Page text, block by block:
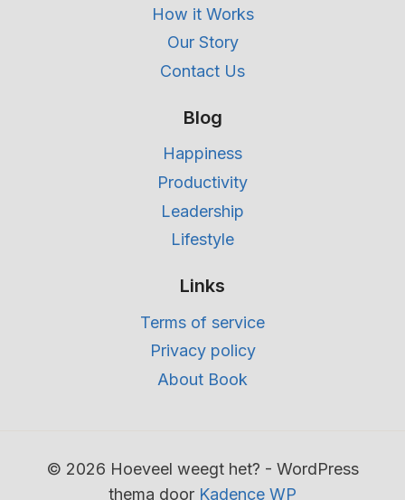
How it Works
Our Story
Contact Us
Blog
Happiness
Productivity
Leadership
Lifestyle
Links
Terms of service
Privacy policy
About Book
© 2026 Hoeveel weegt het? - WordPress
thema door Kadence WP